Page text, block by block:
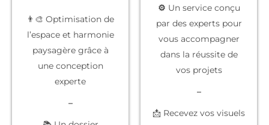
👨‍🎨 Optimisation de
l’espace et harmonie
paysagère grâce à
une conception
experte
–
⚙️ Un service conçu
par des expertspour
vous accompagner
dans la réussite de
vos projets
–
📩 Recevez vos visuels